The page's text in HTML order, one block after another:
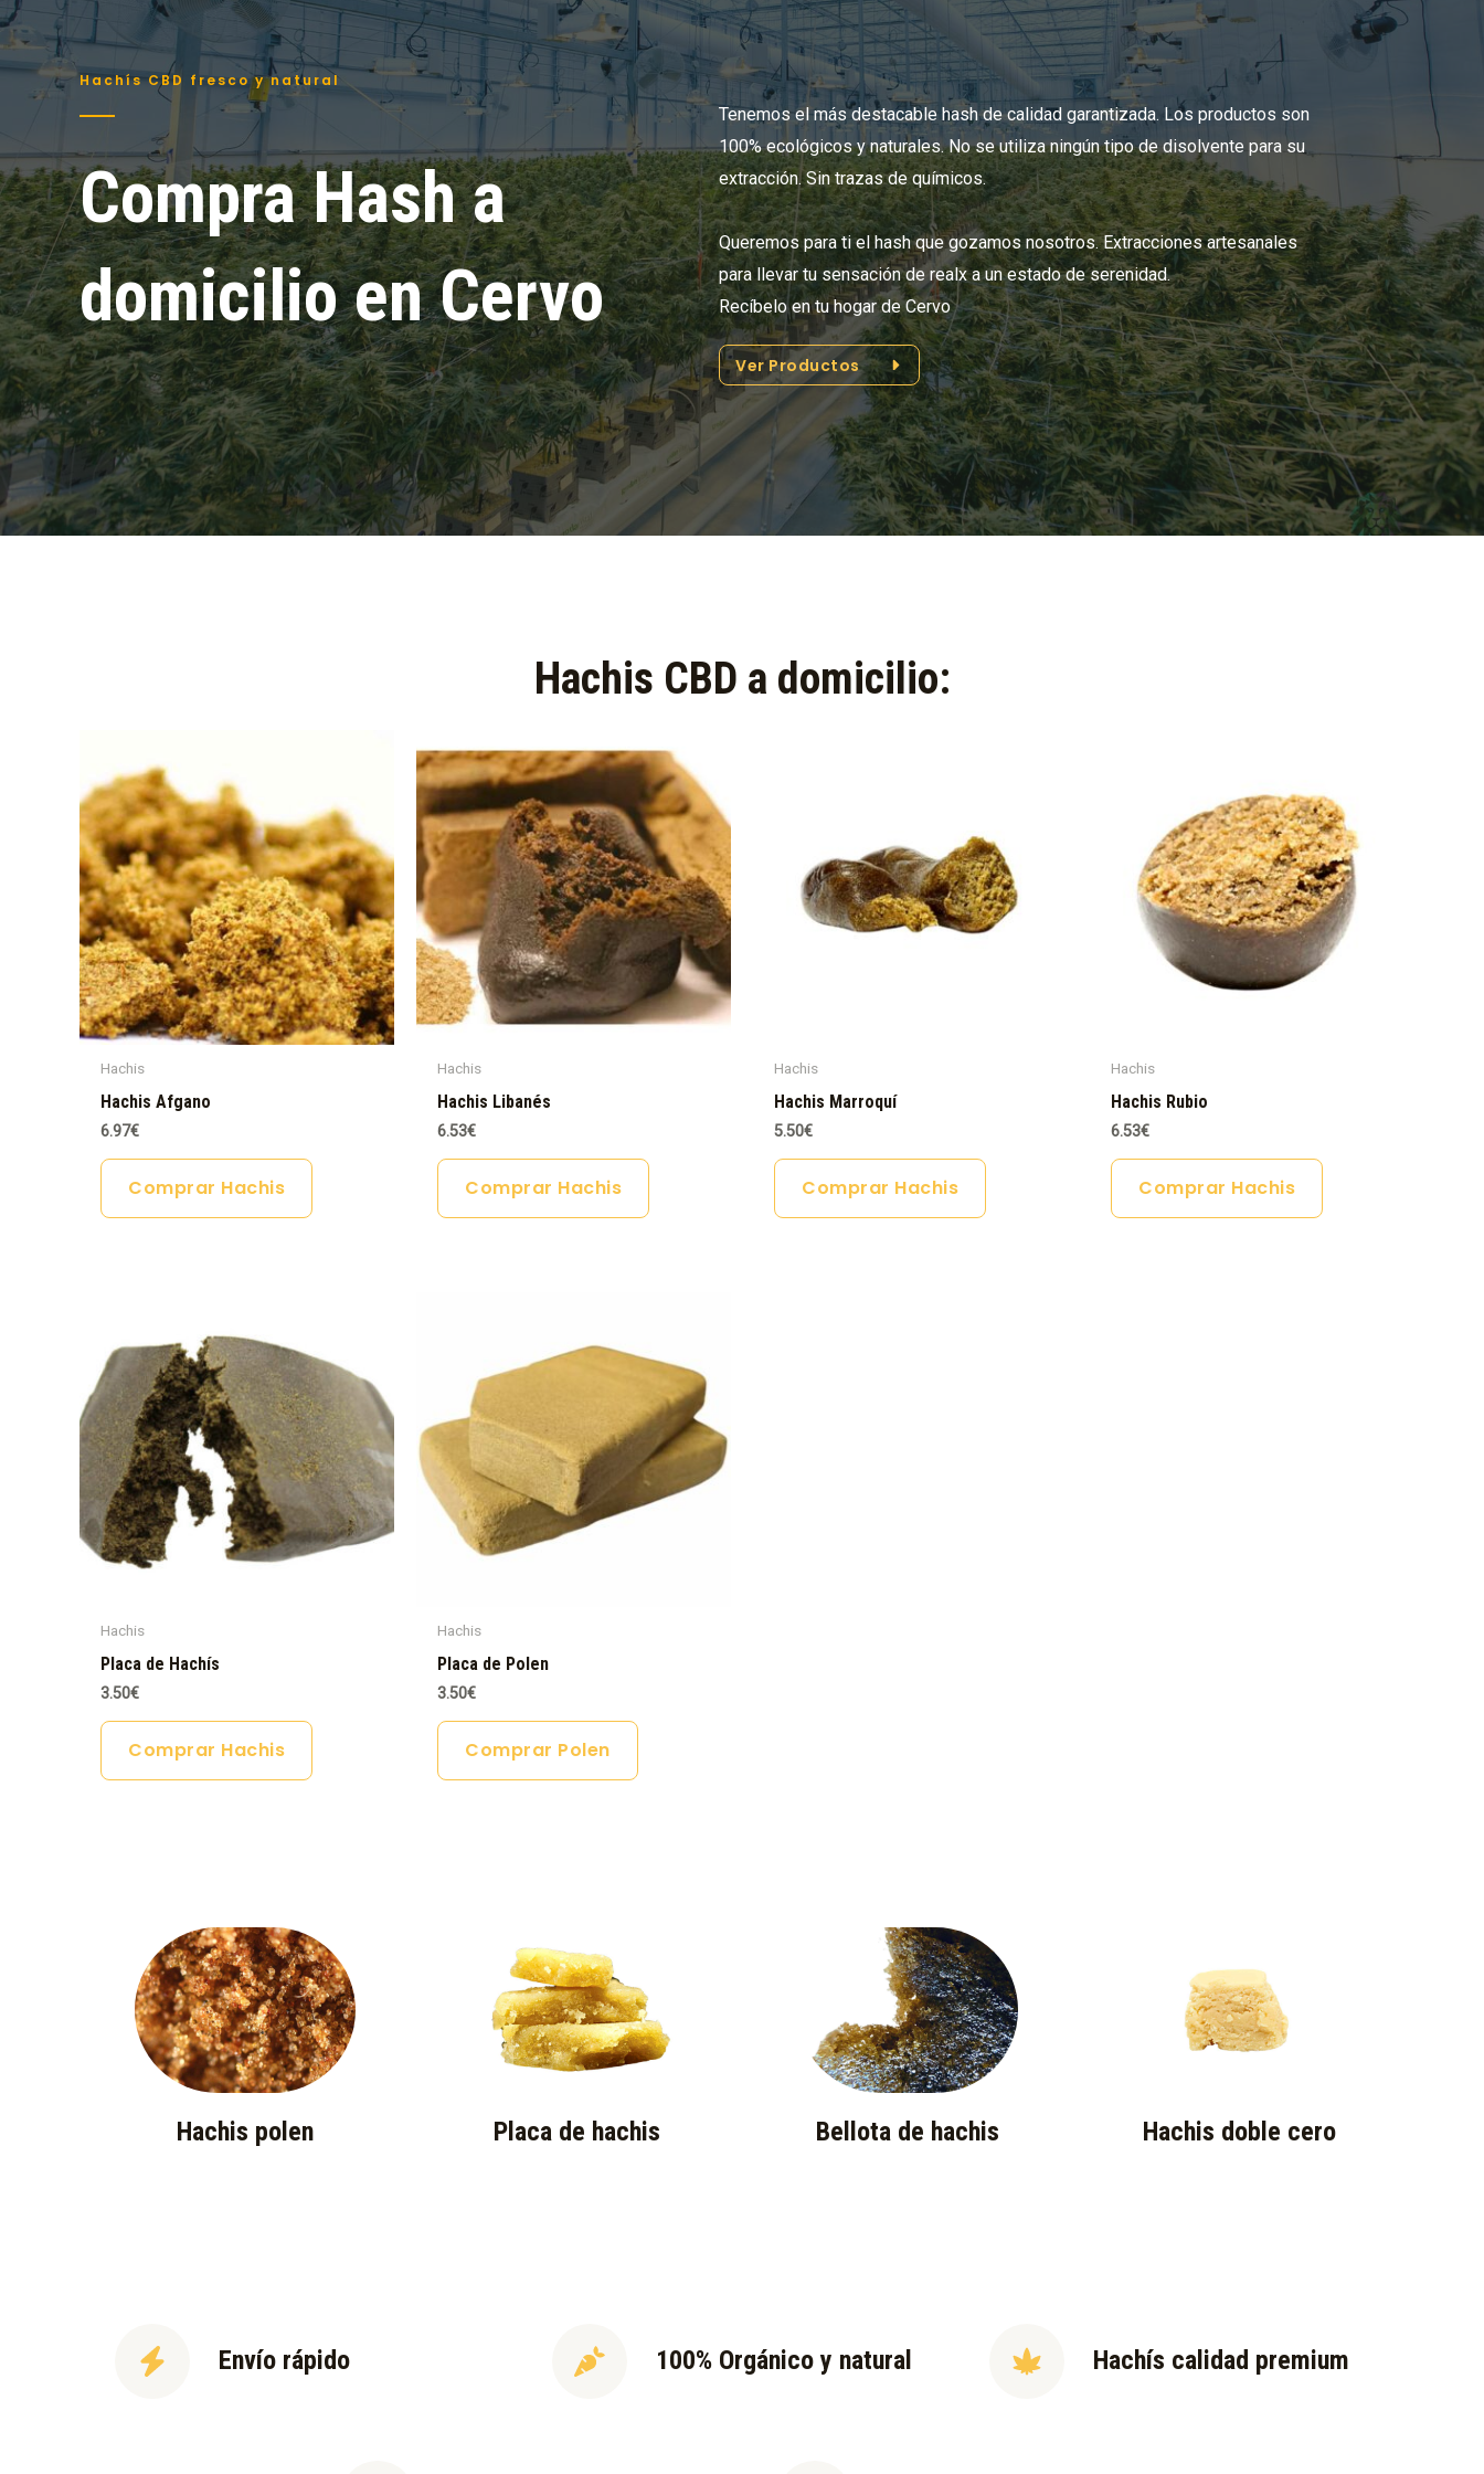
Hachís CBD fresco y natural
Compra Hash a
domicilio en Cervo
Tenemos el más destacable hash de calidad garantizada. Los productos son
100% ecológicos y naturales. No se utiliza ningún tipo de disolvente para su
extracción. Sin trazas de químicos.
Queremos para ti el hash que gozamos nosotros. Extracciones artesanales
para llevar tu sensación de realx a un estado de serenidad.
Recíbelo en tu hogar de Cervo
Ver Productos
Hachis CBD a domicilio:​
Hachis
Hachis Afgano
6.97€
Comprar Hachis
Hachis
Hachis Libanés
6.53€
Comprar Hachis
Hachis
Hachis Marroquí
5.50€
Comprar Hachis
Hachis
Hachis Rubio
6.53€
Comprar Hachis
Hachis
Placa de Hachís
3.50€
Comprar Hachis
Hachis
Placa de Polen
3.50€
Comprar Polen
Hachis polen Placa de hachis Bellota de hachis Hachis doble cero
Envío rápido 100% Orgánico y natural Hachís calidad premium